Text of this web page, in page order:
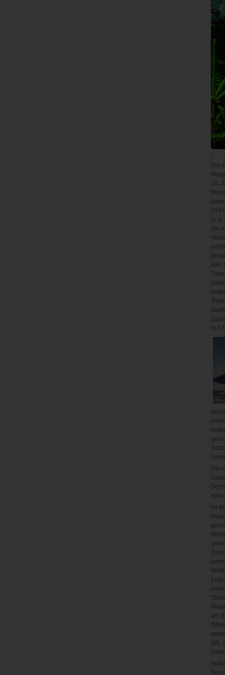
,,
Die
16.
(u.a.
die
das
m
Der
eine
Im
als
(M).
50